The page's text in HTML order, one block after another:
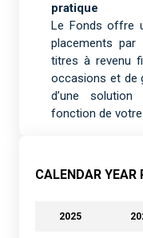
pratique
Le Fonds offre
placements par
titres à revenu
occasions et de
d’une
fonction de
CALENDAR YEAR
2025